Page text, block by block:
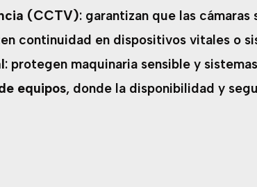
(CCTV): garantizan que las cámaras
continuidad en dispositivos vitales o
: protegen maquinaria sensible y
equipos, donde la disponibilidad y